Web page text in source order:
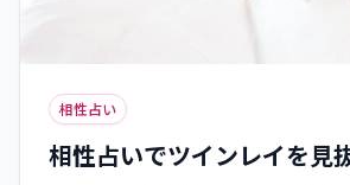
相性占い
相性占いでツインレイを見